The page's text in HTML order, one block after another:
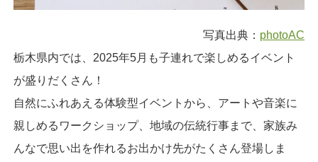
写真出典： photoAC
栃木県内では、2025年5月も子連れで楽しめるイベント
が盛りだくさん！
自然にふれあえる体験型イベントから、アートや音楽に
親しめるワークショップ、地域の伝統行事まで、家族み
んなで思い出を作れるお出かけ先がたくさん登場しま